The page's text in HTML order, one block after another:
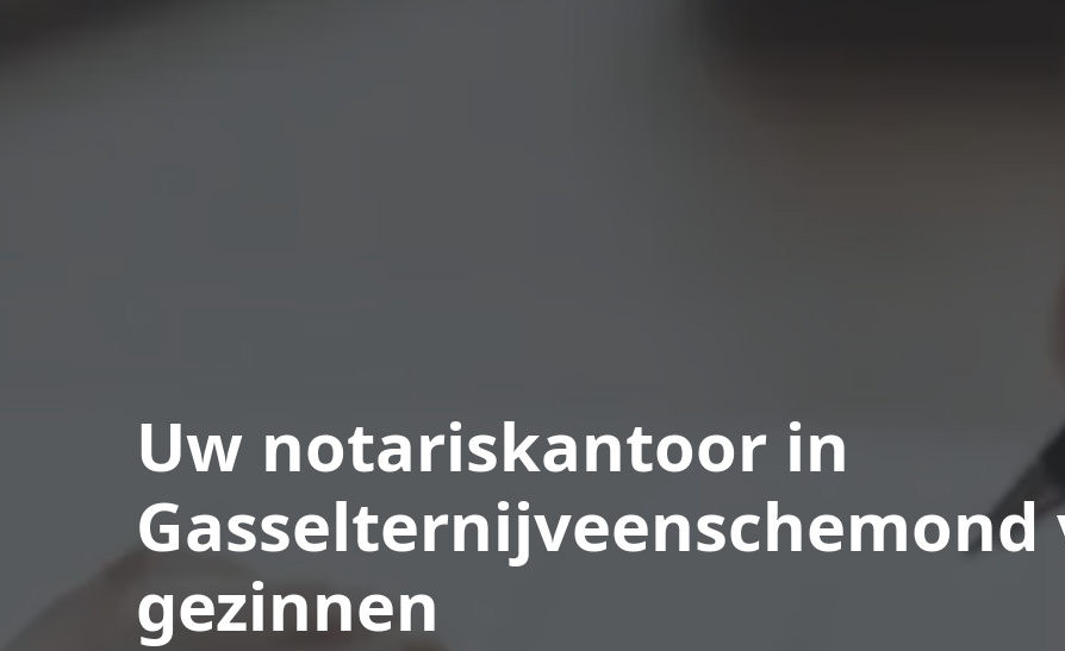
Uw notariskantoor in
Gasselternijveenschemond
gezinnen